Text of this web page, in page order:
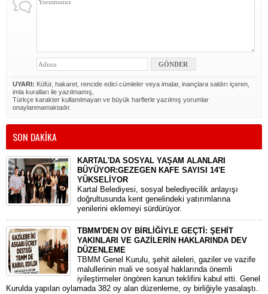
UYARI: Küfür, hakaret, rencide edici cümleler veya imalar, inançlara saldırı içeren,
imla kuralları ile yazılmamış,
Türkçe karakter kullanılmayan ve büyük harflerle yazılmış yorumlar
onaylanmamaktadır.
SON DAKİKA
KARTAL'DA SOSYAL YAŞAM ALANLARI
BÜYÜYOR:GEZEGEN KAFE SAYISI 14'E
YÜKSELİYOR
Kartal Belediyesi, sosyal belediyecilik anlayışı
doğrultusunda kent genelindeki yatırımlarına
yenilerini eklemeyi sürdürüyor.
TBMM'DEN OY BİRLİĞİYLE GEÇTİ: ŞEHİT
YAKINLARI VE GAZİLERİN HAKLARINDA DEV
DÜZENLEME
​TBMM Genel Kurulu, şehit aileleri, gaziler ve vazife
malullerinin mali ve sosyal haklarında önemli
iyileştirmeler öngören kanun teklifini kabul etti. Genel
Kurulda yapılan oylamada 382 oy alan düzenleme, oy birliğiyle yasalaştı.